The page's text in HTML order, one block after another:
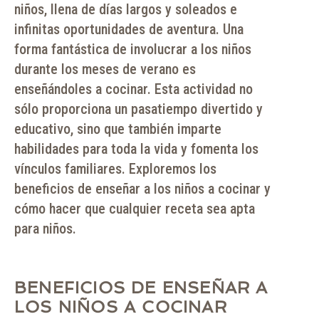
niños, llena de días largos y soleados e
infinitas oportunidades de aventura. Una
forma fantástica de involucrar a los niños
durante los meses de verano es
enseñándoles a cocinar. Esta actividad no
sólo proporciona un pasatiempo divertido y
educativo, sino que también imparte
habilidades para toda la vida y fomenta los
vínculos familiares. Exploremos los
beneficios de enseñar a los niños a cocinar y
cómo hacer que cualquier receta sea apta
para niños.
BENEFICIOS DE ENSEÑAR A
LOS NIÑOS A COCINAR